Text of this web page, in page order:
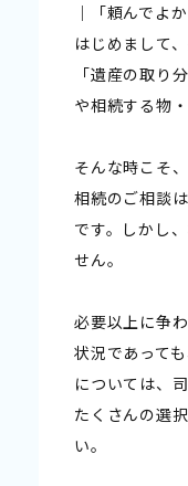
｜「頼んでよ
はじめまして
「遺産の取り
や相続する物
そんな時こそ
相続のご相談
です。しかし
せん。
必要以上に争
状況であって
については、
たくさんの選
い。